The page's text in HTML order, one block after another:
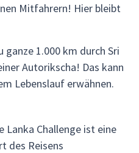
Mitfahrern! Hier bleibt
1.000 km durch Sri
Autorikscha! Das kann
Lebenslauf erwähnen.
Lanka Challenge ist eine
des Reisens